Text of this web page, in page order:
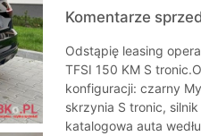
Komentarze
Odstąpię leasing
TFSI 150 KM S
konfiguracji: czarny
skrzynia S tronic,
katalogowa auta